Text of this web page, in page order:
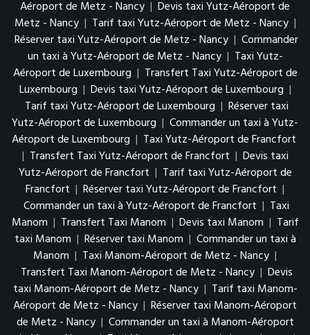
Aéroport de Metz - Nancy | Devis taxi Yutz-Aéroport de
Metz - Nancy | Tarif taxi Yutz-Aéroport de Metz - Nancy |
Réserver taxi Yutz-Aéroport de Metz - Nancy | Commander
un taxi à Yutz-Aéroport de Metz - Nancy | Taxi Yutz-
Aéroport de Luxembourg | Transfert Taxi Yutz-Aéroport de
Luxembourg | Devis taxi Yutz-Aéroport de Luxembourg |
Tarif taxi Yutz-Aéroport de Luxembourg | Réserver taxi
Yutz-Aéroport de Luxembourg | Commander un taxi à Yutz-
Aéroport de Luxembourg | Taxi Yutz-Aéroport de Francfort
| Transfert Taxi Yutz-Aéroport de Francfort | Devis taxi
Yutz-Aéroport de Francfort | Tarif taxi Yutz-Aéroport de
Francfort | Réserver taxi Yutz-Aéroport de Francfort |
Commander un taxi à Yutz-Aéroport de Francfort | Taxi
Manom | Transfert Taxi Manom | Devis taxi Manom | Tarif
taxi Manom | Réserver taxi Manom | Commander un taxi à
Manom | Taxi Manom-Aéroport de Metz - Nancy |
Transfert Taxi Manom-Aéroport de Metz - Nancy | Devis
taxi Manom-Aéroport de Metz - Nancy | Tarif taxi Manom-
Aéroport de Metz - Nancy | Réserver taxi Manom-Aéroport
de Metz - Nancy | Commander un taxi à Manom-Aéroport